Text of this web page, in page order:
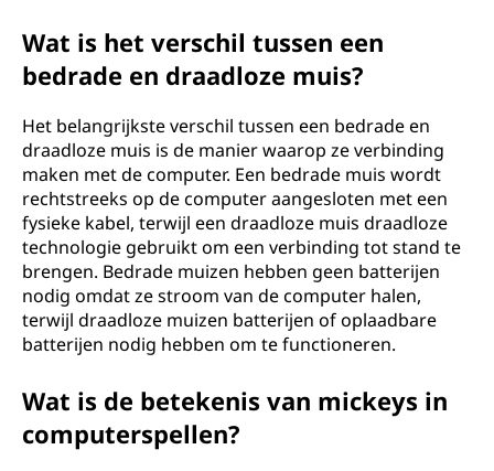
Wat is het verschil tussen een
bedrade en draadloze muis?
Het belangrijkste verschil tussen een bedrade en
draadloze muis is de manier waarop ze verbinding
maken met de computer. Een bedrade muis wordt
rechtstreeks op de computer aangesloten met een
fysieke kabel, terwijl een draadloze muis draadloze
technologie gebruikt om een verbinding tot stand te
brengen. Bedrade muizen hebben geen batterijen
nodig omdat ze stroom van de computer halen,
terwijl draadloze muizen batterijen of oplaadbare
batterijen nodig hebben om te functioneren.
Wat is de betekenis van mickeys in
computerspellen?